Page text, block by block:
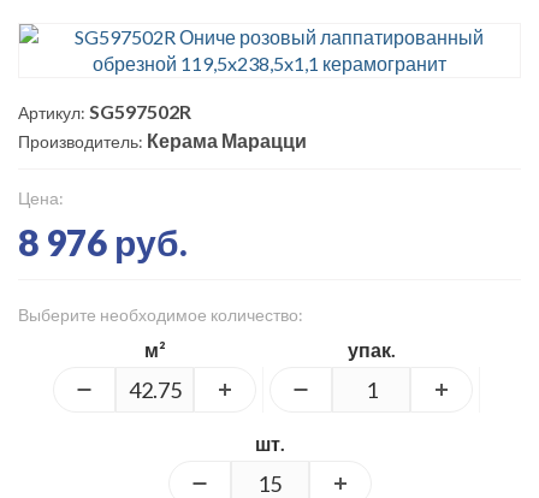
Артикул: SG597502R
Производитель: Керама Марацци
Цена:
8 976 руб.
Выберите необходимое количество:
м² упак.
шт.